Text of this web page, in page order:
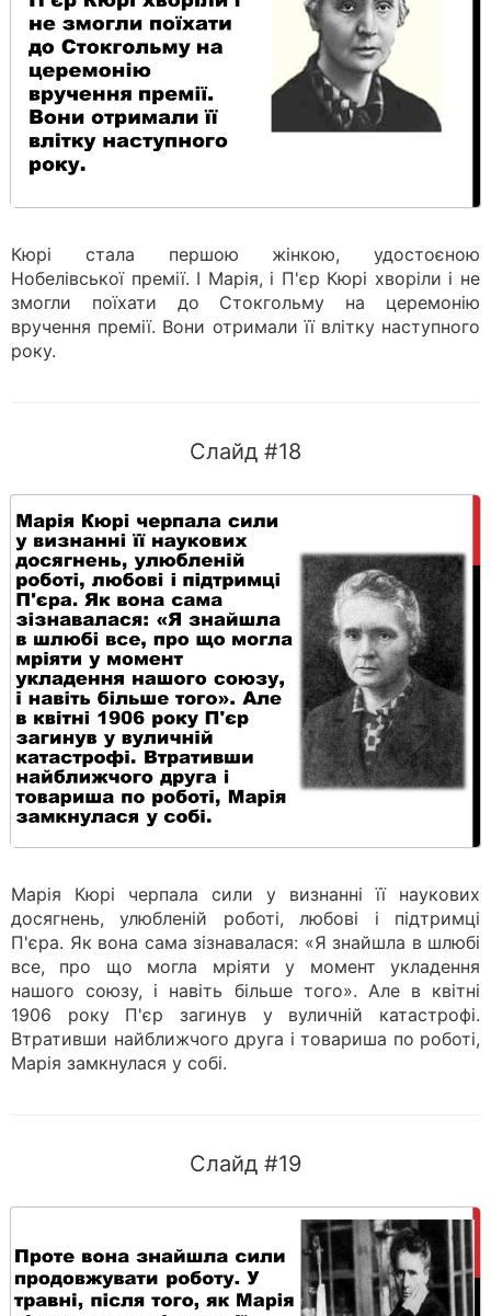
Кюрі стала першою жінкою, удостоєною
Нобелівської премії. І Марія, і П'єр Кюрі хворіли і не
змогли поїхати до Стокгольму на церемонію
вручення премії. Вони отримали її влітку наступного
року.
Слайд #18
Марія Кюрі черпала сили у визнанні її наукових
досягнень, улюбленій роботі, любові і підтримці
П'єра. Як вона сама зізнавалася: «Я знайшла в шлюбі
все, про що могла мріяти у момент укладення
нашого союзу, і навіть більше того». Але в квітні
1906 року П'єр загинув у вуличній катастрофі.
Втративши найближчого друга і товариша по роботі,
Марія замкнулася у собі.
Слайд #19